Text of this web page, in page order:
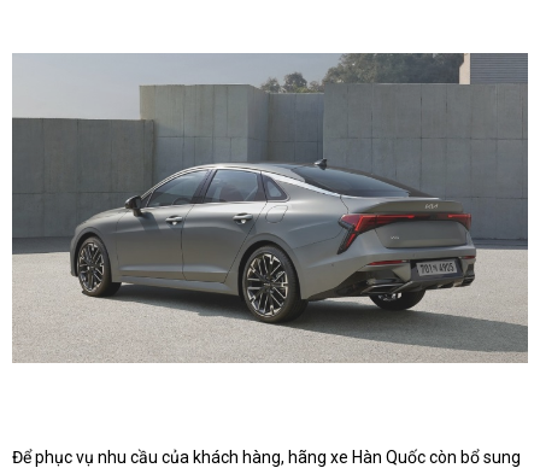
Để phục vụ nhu cầu của khách hàng, hãng xe Hàn Quốc còn bổ sung